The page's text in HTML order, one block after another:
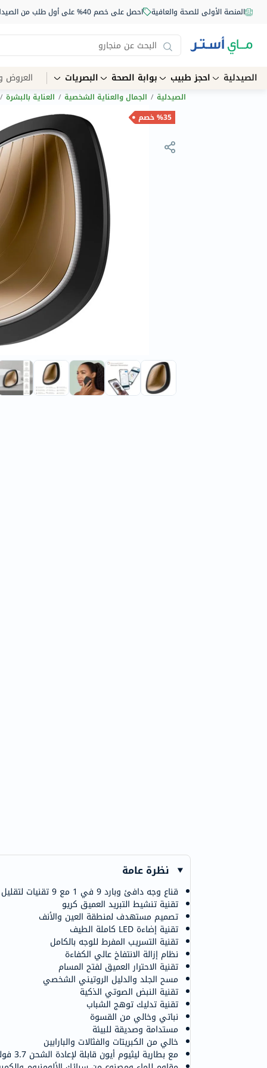
المنصة الأولى للصحة والعافية احصل على خصم 40% على أول طلب من الصيدلية أونلاين استخدم الكود: NEW40
الصيدلية احجز طبيب بوابة الصحة البصريات العروض
الصيدلية / الجمال والعناية الشخصية / العناية بالبشرة /
%35 خصم
نظرة عامة
قناع وجه دافئ وبارد 9 في 1 مع 9 تقنيات لتقليل وقت العناية ببشرتك إلى النصف
تقنية تنشيط التبريد العميق كريو
تصميم مستهدف لمنطقة العين والأنف
تقنية إضاءة LED كاملة الطيف
تقنية التسريب المفرط للوجه بالكامل
نظام إزالة الانتفاخ عالي الكفاءة
تقنية الاحترار العميق لفتح المسام
مسح الجلد والدليل الروتيني الشخصي
تقنية النبض الصوتي الذكية
تقنية تدليك توهج الشباب
نباتي وخالي من القسوة
مستدامة وصديقة للبيئة
خالي من الكبريتات والفثالات والبارابين
مع بطارية ليثيوم أيون قابلة لإعادة الشحن 3.7 فولت تدوم طويلا